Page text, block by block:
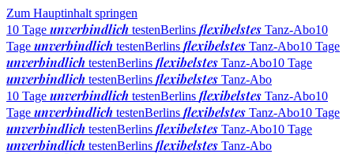
Zum Hauptinhalt springen
10 Tage unverbindlich testenBerlins flexibelstes Tanz-Abo10
Tage unverbindlich testenBerlins flexibelstes Tanz-Abo10 Tage
unverbindlich testenBerlins flexibelstes Tanz-Abo10 Tage
unverbindlich testenBerlins flexibelstes Tanz-Abo
10 Tage unverbindlich testenBerlins flexibelstes Tanz-Abo10
Tage unverbindlich testenBerlins flexibelstes Tanz-Abo10 Tage
unverbindlich testenBerlins flexibelstes Tanz-Abo10 Tage
unverbindlich testenBerlins flexibelstes Tanz-Abo